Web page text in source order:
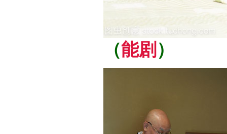
（能剧 ）